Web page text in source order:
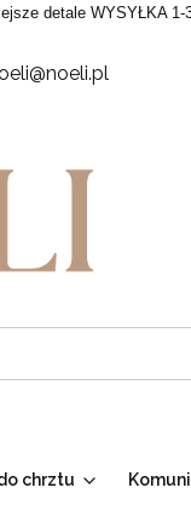
detale WYSYŁKA 1-
chrztu